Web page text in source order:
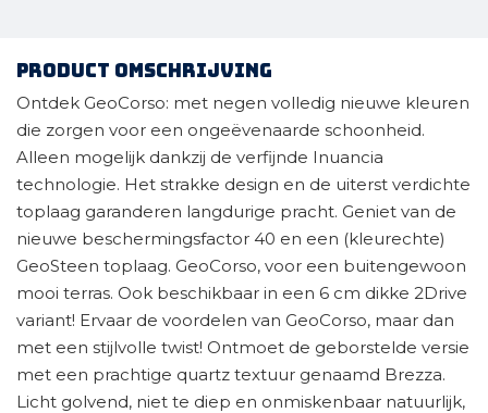
Product omschrijving
Ontdek GeoCorso: met negen volledig nieuwe kleuren
die zorgen voor een ongeëvenaarde schoonheid.
Alleen mogelijk dankzij de verfijnde Inuancia
technologie. Het strakke design en de uiterst verdichte
toplaag garanderen langdurige pracht. Geniet van de
nieuwe beschermingsfactor 40 en een (kleurechte)
GeoSteen toplaag. GeoCorso, voor een buitengewoon
mooi terras. Ook beschikbaar in een 6 cm dikke 2Drive
variant! Ervaar de voordelen van GeoCorso, maar dan
met een stijlvolle twist! Ontmoet de geborstelde versie
met een prachtige quartz textuur genaamd Brezza.
Licht golvend, niet te diep en onmiskenbaar natuurlijk,